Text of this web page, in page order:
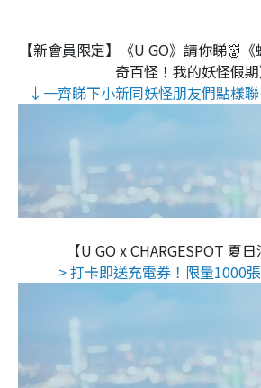
【新會員限定】《U GO》請你睇👹
奇百怪！我的妖怪假期
↓一齊睇下小新同妖怪朋友們點樣
【U GO x CHARGESPOT 夏日
> 打卡即送充電券！限量1000